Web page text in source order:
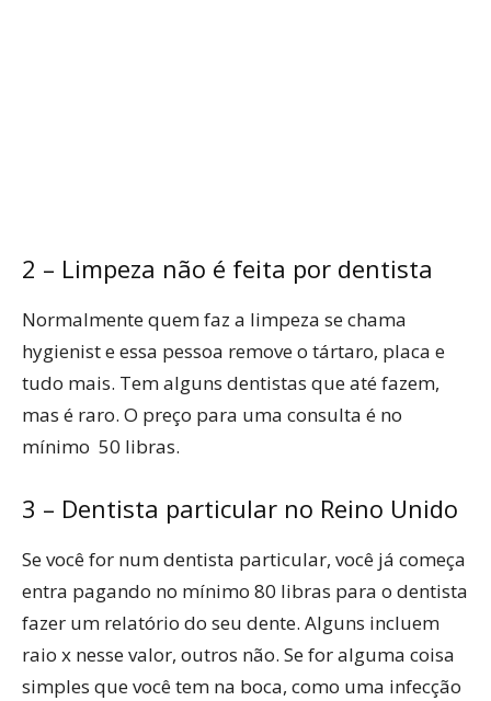
2 – Limpeza não é feita por dentista
Normalmente quem faz a limpeza se chama
hygienist e essa pessoa remove o tártaro, placa e
tudo mais. Tem alguns dentistas que até fazem,
mas é raro. O preço para uma consulta é no
mínimo 50 libras.
3 – Dentista particular no Reino Unido
Se você for num dentista particular, você já começa
entra pagando no mínimo 80 libras para o dentista
fazer um relatório do seu dente. Alguns incluem
raio x nesse valor, outros não. Se for alguma coisa
simples que você tem na boca, como uma infecção